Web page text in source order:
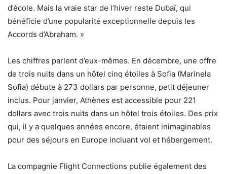
d’école. Mais la vraie star de l’hiver reste Dubaï, qui
bénéficie d’une popularité exceptionnelle depuis les
Accords d’Abraham. »
Les chiffres parlent d’eux-mêmes. En décembre, une offre
de trois nuits dans un hôtel cinq étoiles à Sofia (Marinela
Sofia) débute à 273 dollars par personne, petit déjeuner
inclus. Pour janvier, Athènes est accessible pour 221
dollars avec trois nuits dans un hôtel trois étoiles. Des prix
qui, il y a quelques années encore, étaient inimaginables
pour des séjours en Europe incluant vol et hébergement.
La compagnie Flight Connections publie également des